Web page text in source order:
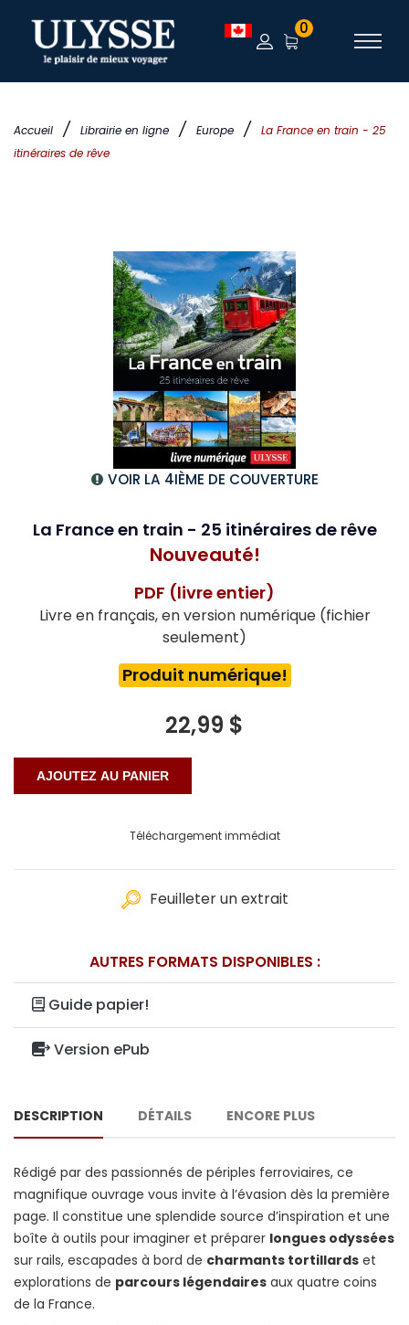
Accueil / Librairie en ligne / Europe /
La France en train - 25
itinéraires de rêve
0
VOIR LA 4IÈME DE COUVERTURE
La France en train - 25 itinéraires de rêve
Nouveauté!
PDF (livre entier)
Livre en français, en version numérique (fichier
seulement)
Produit numérique!
22,99 $
Téléchargement immédiat
Feuilleter un extrait
AUTRES FORMATS DISPONIBLES :
Guide papier!
Version ePub
DESCRIPTION DÉTAILS ENCORE PLUS
Rédigé par des passionnés de périples ferroviaires, ce
magnifique ouvrage vous invite à l’évasion dès la première
page. Il constitue une splendide source d’inspiration et une
boîte à outils pour imaginer et préparer longues odyssées
sur rails, escapades à bord de charmants tortillards et
explorations de parcours légendaires aux quatre coins
de la France.